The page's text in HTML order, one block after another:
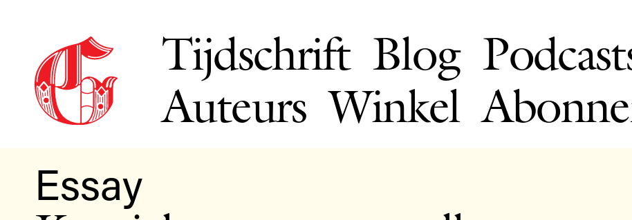
Tijdschrift Blog
Auteurs Winkel
Essay